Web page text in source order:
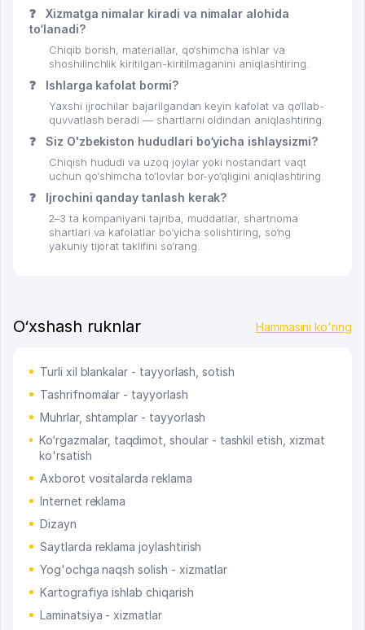
❓
Xizmatga nimalar kiradi va nimalar alohida
to‘lanadi?
Chiqib borish, materiallar, qo‘shimcha ishlar va
shoshilinchlik kiritilgan-kiritilmaganini aniqlashtiring.
❓ Ishlarga kafolat bormi?
Yaxshi ijrochilar bajarilgandan keyin kafolat va qo‘llab-
quvvatlash beradi — shartlarni oldindan aniqlashtiring.
❓ Siz O'zbekiston hududlari bo‘yicha ishlaysizmi?
Chiqish hududi va uzoq joylar yoki nostandart vaqt
uchun qo‘shimcha to‘lovlar bor-yo‘qligini aniqlashtiring.
❓ Ijrochini qanday tanlash kerak?
2–3 ta kompaniyani tajriba, muddatlar, shartnoma
shartlari va kafolatlar bo‘yicha solishtiring, so‘ng
yakuniy tijorat taklifini so‘rang.
O‘xshash ruknlar Hammasini ko'ring
Turli xil blankalar - tayyorlash, sotish
Tashrifnomalar - tayyorlash
Muhrlar, shtamplar - tayyorlash
Ko‘rgazmalar, taqdimot, shoular - tashkil etish, xizmat
ko'rsatish
Axborot vositalarda reklama
Internet reklama
Dizayn
Saytlarda reklama joylashtirish
Yog'ochga naqsh solish - xizmatlar
Kartografiya ishlab chiqarish
Laminatsiya - xizmatlar